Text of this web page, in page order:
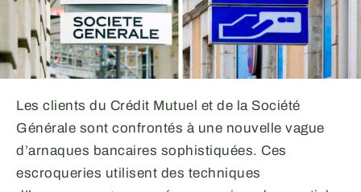
Les clients du Crédit Mutuel et de la Société
Générale sont confrontés à une nouvelle vague
d’arnaques bancaires sophistiquées. Ces
escroqueries utilisent des techniques